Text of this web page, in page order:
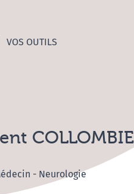
VOS OUTILS
- Neurologie